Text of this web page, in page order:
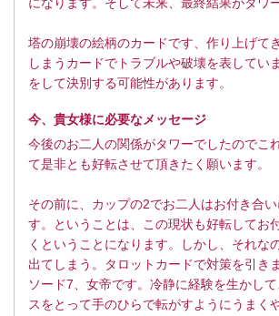
塔の崩壊の絵柄のカードです、作り上げて
しまうカードでトラブルや破壊を表してい
をして決別する可能性があります。
今、貴女様に必要なメッセージ
今後のお二人の関係がタワーでしたのでこ
て是非とも好転させて頂きたく願います。
その前に、カップの2でお二人はお付き合
す。ということは、この現状も好転してお
くということになります。しかし、それな
出てしまう。タロットカードで対策を引き
ソード7、女帝です。冷静に経験を生かし
スをとって手のひらで転がすようにうまく